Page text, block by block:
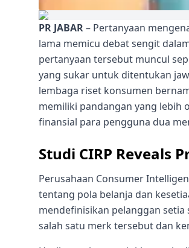
PR JABAR– Pertanyaan
lama memicu debat sengit
pertanyaan tersebut muncul
yang sukar untuk ditentukan
lembaga riset konsumen
memiliki pandangan yang
finansial para pengguna dua
Studi CIRP Reveals
Perusahaan Consumer
tentang pola belanja dan
mendefinisikan pelanggan
salah satu merk tersebut dan